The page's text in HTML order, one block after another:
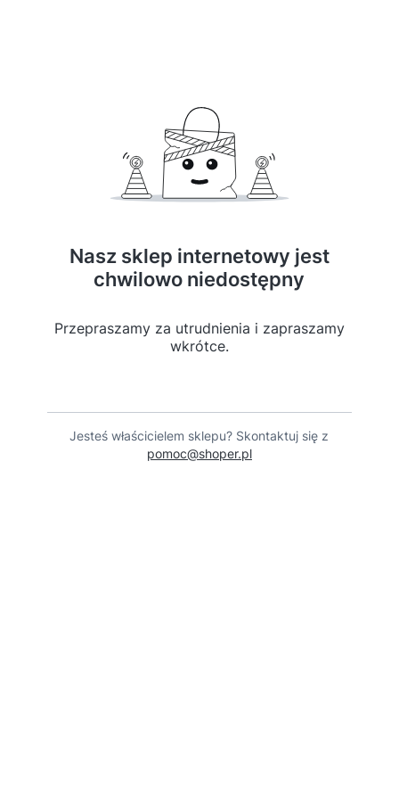
Nasz sklep internetowy jest
chwilowo niedostępny
Przepraszamy za utrudnienia i zapraszamy
wkrótce.
Jesteś właścicielem sklepu? Skontaktuj się z
pomoc@shoper.pl